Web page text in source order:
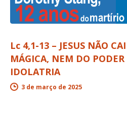
Lc 4,1-13 – JESUS NÃO
MÁGICA, NEM DO
IDOLATRIA
3 de março de 2025